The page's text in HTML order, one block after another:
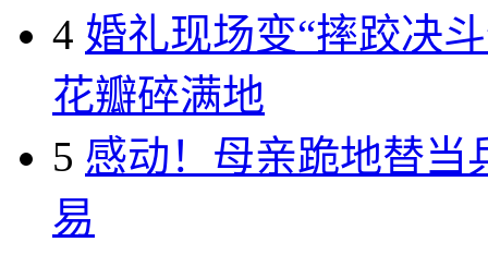
4 婚礼现场变“摔跤决
花瓣碎满地
5 感动！母亲跪地替当
易